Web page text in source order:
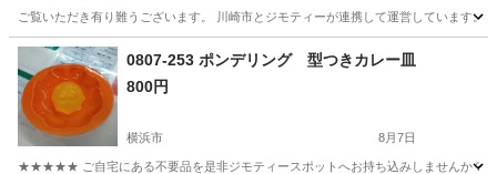
ご覧いただき有り難うございます。 川崎市とジモティーが連携して運営していま
神奈川 川崎市 リユース
0807-253 ポンデリング 型つきカレー皿
800円
横浜市 8月7日
★★★★★ ご自宅にある不要品を是非ジモティースポットへお持ち込みしませんか？